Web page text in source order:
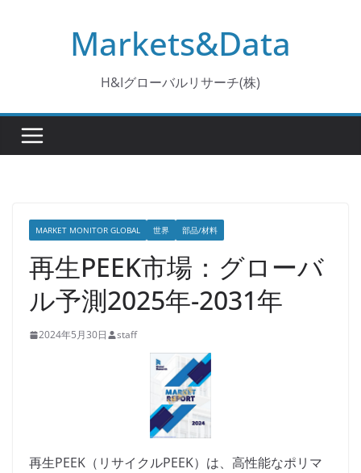
Markets&Data
H&Iグローバルリサーチ(株)
MARKET MONITOR GLOBAL 世界 部品/材料
再生PEEK市場：グローバ
ル予測2025年-2031年
2024年5月30日 staff
再生PEEK（リサイクルPEEK）は、高性能なポリマ